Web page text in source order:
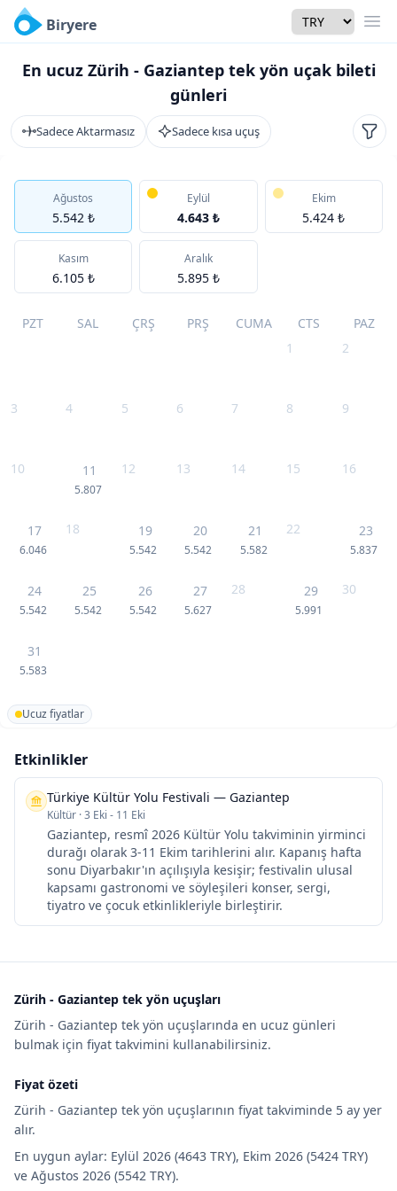
Biryere Currency
En ucuz Zürih - Gaziantep tek yön uçak bileti
günleri
Sadece Aktarmasız Sadece kısa uçuş
Ağustos
5.542 ₺
Eylül
4.643 ₺
Ekim
5.424 ₺
Kasım
6.105 ₺
Aralık
5.895 ₺
PZT SAL ÇRŞ PRŞ CUMA CTS
PAZ
1
2
3 4 5 6 7 8 9
10 11
5.807
12 13 14 15 16
17
6.046
18 19
5.542
20
5.542
21
5.582
22 23
5.837
24
5.542
25
5.542
26
5.542
27
5.627
28 29
5.991
30
31
5.583
Ucuz fiyatlar
Etkinlikler
Türkiye Kültür Yolu Festivali — Gaziantep
Kültür ·3 Eki - 11 Eki
Gaziantep, resmî 2026 Kültür Yolu takviminin yirminci
durağı olarak 3-11 Ekim tarihlerini alır. Kapanış hafta
sonu Diyarbakır'ın açılışıyla kesişir; festivalin ulusal
kapsamı gastronomi ve söyleşileri konser, sergi,
tiyatro ve çocuk etkinlikleriyle birleştirir.
Zürih - Gaziantep tek yön uçuşları
Zürih - Gaziantep tek yön uçuşlarında en ucuz günleri
bulmak için fiyat takvimini kullanabilirsiniz.
Fiyat özeti
Zürih - Gaziantep tek yön uçuşlarının fiyat takviminde 5 ay yer
alır.
En uygun aylar: Eylül 2026 (4643 TRY), Ekim 2026 (5424 TRY)
ve Ağustos 2026 (5542 TRY).